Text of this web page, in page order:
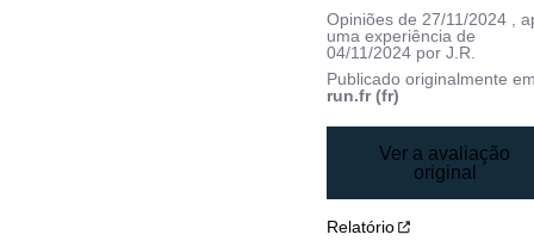
Opiniões de 27/11/2024
,
uma experiência de
04/11/2024 porJ.R.
Publicado originalmente
run.fr (fr)
Ver a avaliação
original
Relatório